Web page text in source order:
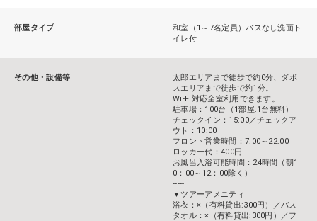
部屋タイプ
和室（1～7名定員）バスなし洗面ト
イレ付
その他・設備等
太郎エリアまで徒歩で約0分、ダボ
スエリアまで徒歩で約1分。
Wi-Fi対応全室利用できます。
駐車場：100台（1部屋:1台無料）
チェックイン：15:00／チェックア
ウト：10:00
フロント営業時間：7:00～22:00
ロッカー代：400円
お風呂入浴可能時間：24時間（朝1
0：00～12：00除く）
-----
▼ツアーアメニティ
浴衣：×（有料貸出:300円）／バス
タオル：×（有料貸出:300円）／フ